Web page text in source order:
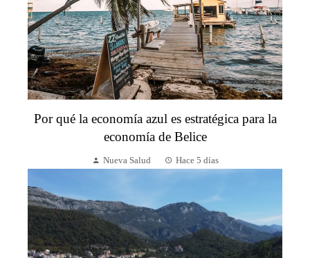
Por qué la economía azul es estratégica para la
economía de Belice
Nueva Salud Hace 5 días